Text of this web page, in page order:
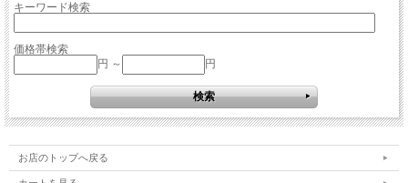
キーワード検索
価格帯検索
円 ～
円
お店のトップへ戻る